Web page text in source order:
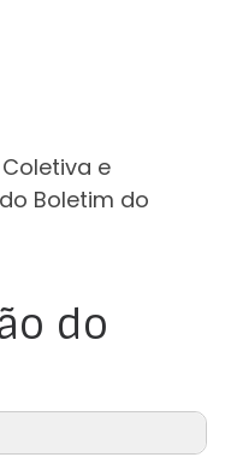
e
Boletim do
do